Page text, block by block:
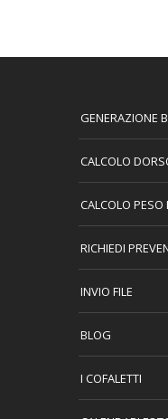
GENERAZIONE
CALCOLO
CALCOLO
RICHIEDI
INVIO FILE
BLOG
I COFALETTI